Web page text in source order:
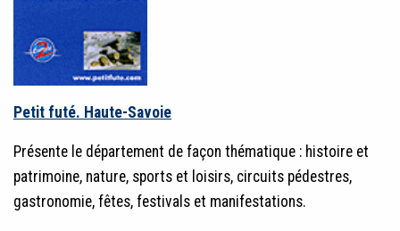
Petit futé. Haute-Savoie
Présente le département de façon thématique : histoire et
patrimoine, nature, sports et loisirs, circuits pédestres,
gastronomie, fêtes, festivals et manifestations.